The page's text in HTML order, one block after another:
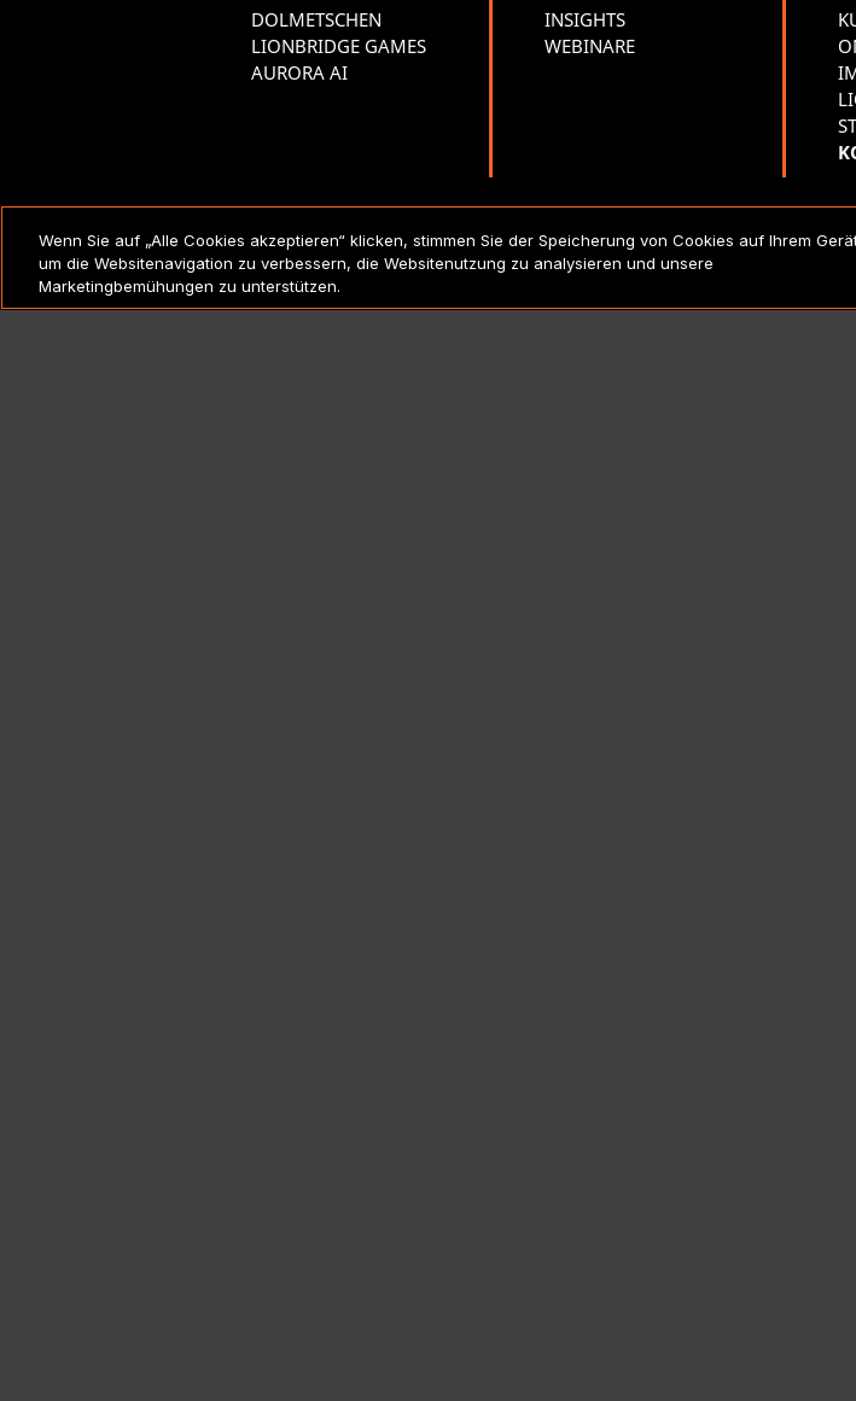
DOLMETSCHEN
LIONBRIDGE GAMES
AURORA AI
INSIGHTS
WEBINARE
RECHTSVERMERKE UND
RICHTLINIEN
Copyright 2026 Lionbridge
Wenn Sie auf „Alle Cookies akzeptieren“ klicken, stimmen Sie der Speicherung von Cookies auf Ihrem
um die Websitenavigation zu verbessern, die Websitenutzung zu analysieren und unsere
Marketingbemühungen zu unterstützen.